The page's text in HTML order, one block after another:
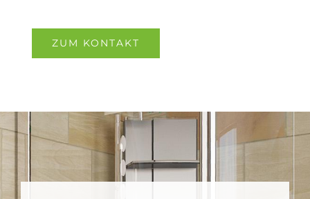
ZUM KONTAKT